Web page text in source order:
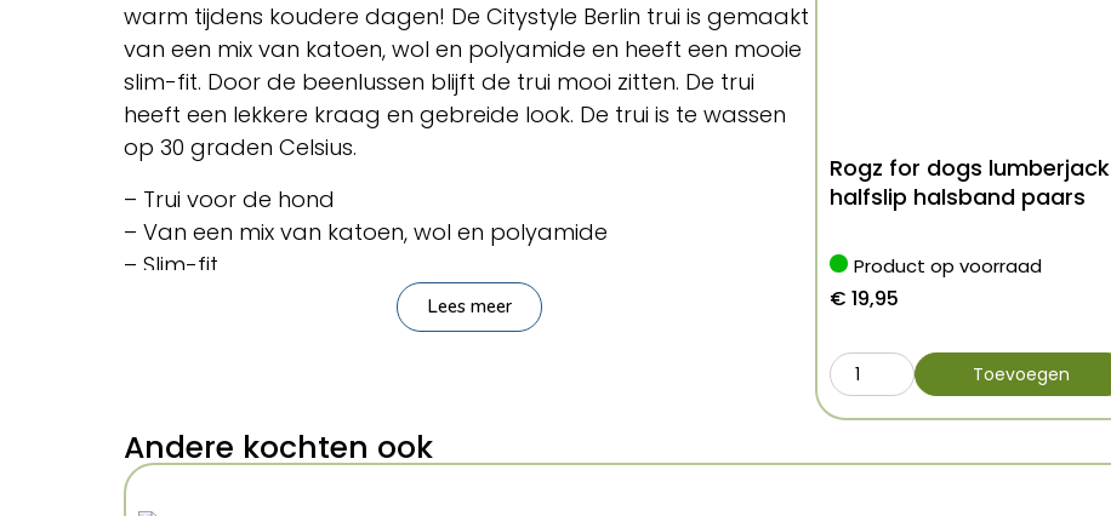
warm tijdens koudere dagen! De Citystyle Berlin trui is gemaakt
van een mix van katoen, wol en polyamide en heeft een mooie
slim-fit. Door de beenlussen blijft de trui mooi zitten. De trui
heeft een lekkere kraag en gebreide look. De trui is te wassen
op 30 graden Celsius.
– Trui voor de hond
– Van een mix van katoen, wol en polyamide
– Slim-fit
– Te wassen op 30 graden Celsius
Kleur: Grijs
Lees meer
Rogz for dogs lumberjack
halfslip halsband paars
Product op voorraad
€ 19,95
Toevoegen
Andere kochten ook